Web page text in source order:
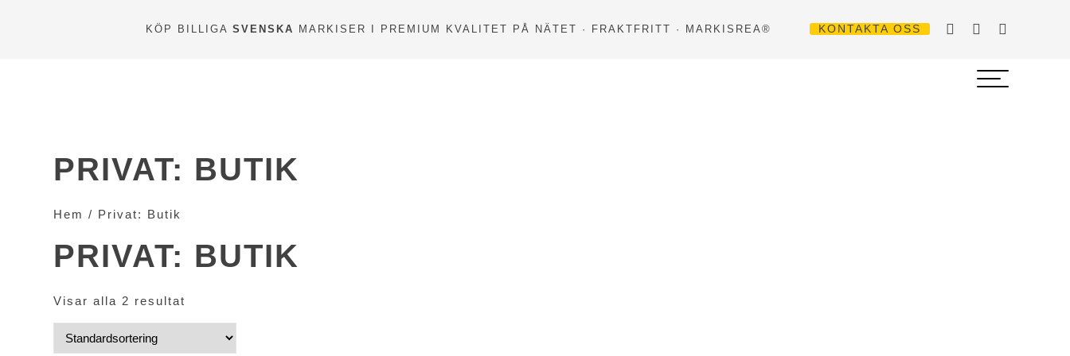
KÖP BILLIGA SVENSKA MARKISER I PREMIUM KVALITET PÅ NÄTET · FRAKTFRITT · MARKISREA® KONTAKTA OSS
PRIVAT: BUTIK
Hem / Privat: Butik
PRIVAT: BUTIK
Visar alla 2 resultat